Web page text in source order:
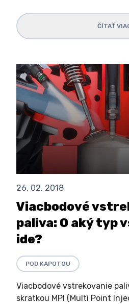
ČÍTAŤ
26. 02. 2018
Viacbodové
paliva: O aký typ
ide?
POD KAPOTOU
Viacbodové vstrekovanie
skratkou MPI (Multi Point